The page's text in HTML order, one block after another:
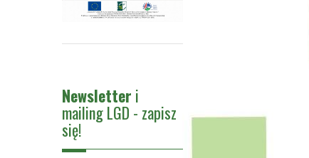
Newsletter i
mailing LGD - zapisz
się!